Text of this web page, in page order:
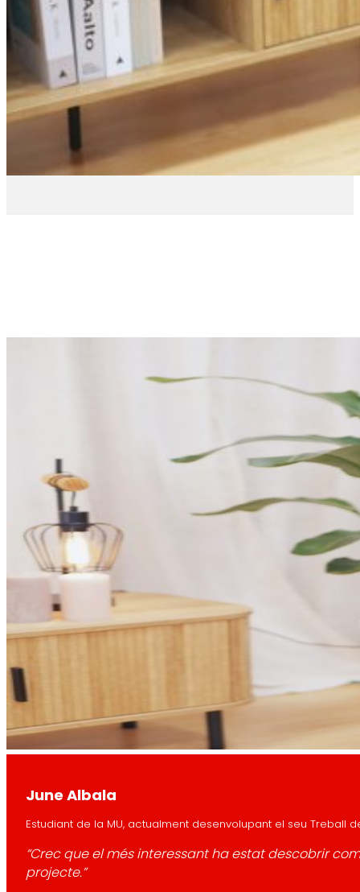
June Albala
Estudiant de la MU, actualment desenvolupant el seu Treball
“Crec que el més interessant ha estat descobrir
projecte.”